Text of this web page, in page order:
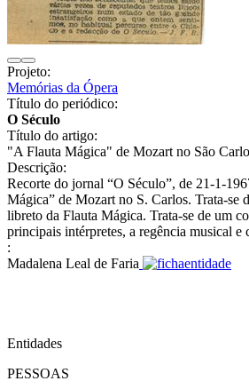
Projeto:
Memórias da Ópera
Título do periódico:
O Século
Título do artigo:
"A Flauta Mágica" de Mozart no São
Descrição:
Recorte do jornal “O Século”, de 21-1-
Mágica” de Mozart no S. Carlos. Trata-se
libreto da Flauta Mágica. Trata-se de um
principais intérpretes, a regência musical e
:
Madalena Leal de Faria
Entidades
PESSOAS